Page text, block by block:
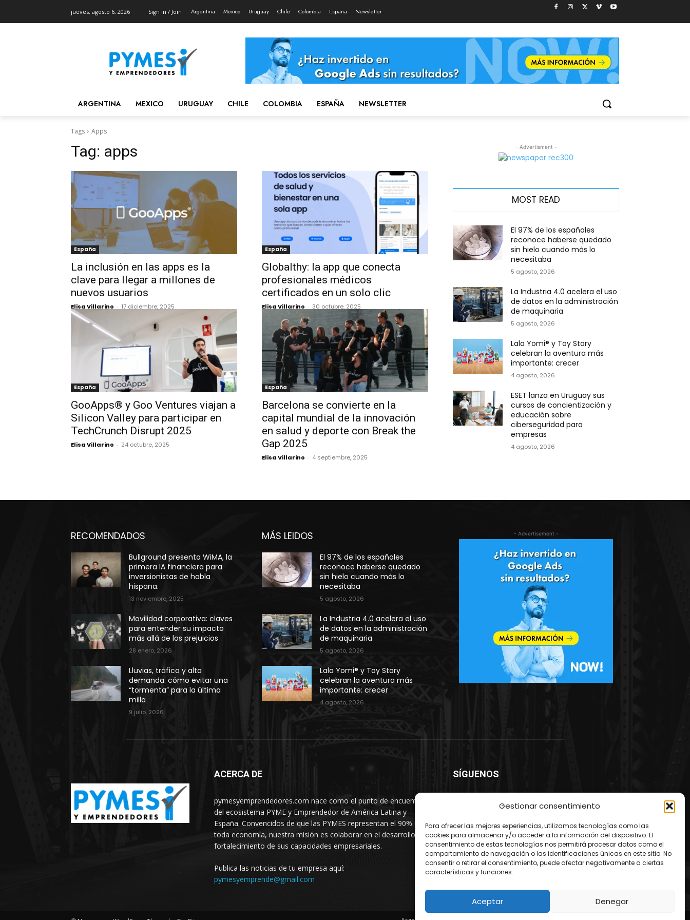
Gestionar consentimiento
Para ofrecer las mejores experiencias, utilizamos tecnologías como las
cookies para almacenar y/o acceder a la información del dispositivo. El
consentimiento de estas tecnologías nos permitirá procesar datos como el
comportamiento de navegación o las identificaciones únicas en este sitio. No
consentir o retirar el consentimiento, puede afectar negativamente a ciertas
características y funciones.
Aceptar Denegar
jueves, agosto 6, 2026 Sign in / Join Argentina Mexico Uruguay Chile Colombia España Newsletter
ARGENTINA MEXICO URUGUAY CHILE COLOMBIA ESPAÑA NEWSLETTER
Tags Apps
Tag: apps
España
La inclusión en las apps es la
clave para llegar a millones de
nuevos usuarios
Elisa Villarino - 17 diciembre, 2025
España
Globalthy: la app que conecta
profesionales médicos
certificados en un solo clic
Elisa Villarino - 30 octubre, 2025
España
GooApps® y Goo Ventures viajan a
Silicon Valley para participar en
TechCrunch Disrupt 2025
Elisa Villarino - 24 octubre, 2025
España
Barcelona se convierte en la
capital mundial de la innovación
en salud y deporte con Break the
Gap 2025
Elisa Villarino - 4 septiembre, 2025
- Advertisment -
MOST READ
El 97% de los españoles
reconoce haberse quedado
sin hielo cuando más lo
necesitaba
5 agosto, 2026
La Industria 4.0 acelera el uso
de datos en la administración
de maquinaria
5 agosto, 2026
Lala Yomi® y Toy Story
celebran la aventura más
importante: crecer
4 agosto, 2026
ESET lanza en Uruguay sus
cursos de concientización y
educación sobre
ciberseguridad para
empresas
4 agosto, 2026
RECOMENDADOS
Bullground presenta WiMA, la
primera IA financiera para
inversionistas de habla
hispana.
13 noviembre, 2025
Movilidad corporativa: claves
para entender su impacto
más allá de los prejuicios
28 enero, 2026
Lluvias, tráfico y alta
demanda: cómo evitar una
“tormenta” para la última
milla
9 julio, 2026
MÁS LEIDOS
El 97% de los españoles
reconoce haberse quedado
sin hielo cuando más lo
necesitaba
5 agosto, 2026
La Industria 4.0 acelera el uso
de datos en la administración
de maquinaria
5 agosto, 2026
Lala Yomi® y Toy Story
celebran la aventura más
importante: crecer
4 agosto, 2026
- Advertisement -
ACERCA DE
pymesyemprendedores.com nace como el punto de encuentro
del ecosistema PYME y Emprendedor de América Latina y
España. Convencidos de que las PYMES representan el 90% de
toda economía, nuestra misión es colaborar en el desarrollo y
fortalecimiento de sus capacidades empresariales.
Publica las noticias de tu empresa aquí:
pymesyemprende@gmail.com
SÍGUENOS